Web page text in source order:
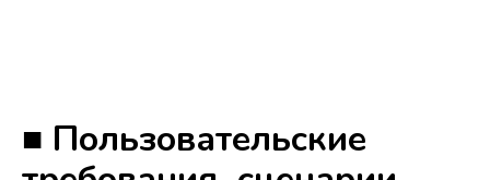
■ Пользовательские